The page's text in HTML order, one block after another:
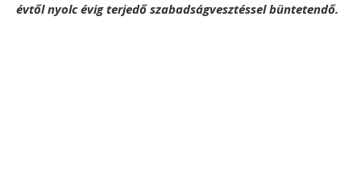
évtől nyolc évig terjedő szabadságvesztéssel büntetendő.